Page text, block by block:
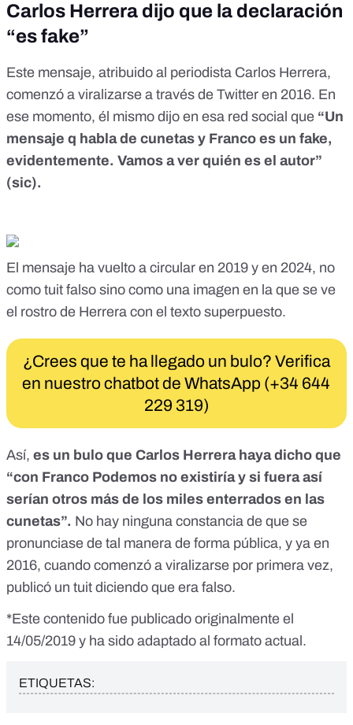
Carlos Herrera dijo que la declaración
“es fake”
Este mensaje, atribuido al periodista Carlos Herrera,
comenzó a viralizarse a través de Twitter en 2016. En
ese momento, él mismo dijo en esa red social que “Un
mensaje q habla de cunetas y Franco es un fake,
evidentemente. Vamos a ver quién es el autor”
(sic).
El mensaje ha vuelto a circular en 2019 y en 2024, no
como tuit falso sino como una imagen en la que se ve
el rostro de Herrera con el texto superpuesto.
¿Crees que te ha llegado un bulo? Verifica
en nuestro chatbot de WhatsApp (+34 644
229 319)
Así, es un bulo que Carlos Herrera haya dicho que
“con Franco Podemos no existiría y si fuera así
serían otros más de los miles enterrados en las
cunetas”. No hay ninguna constancia de que se
pronunciase de tal manera de forma pública, y ya en
2016, cuando comenzó a viralizarse por primera vez,
publicó un tuit diciendo que era falso.
*Este contenido fue publicado originalmente el
14/05/2019 y ha sido adaptado al formato actual.
ETIQUETAS: